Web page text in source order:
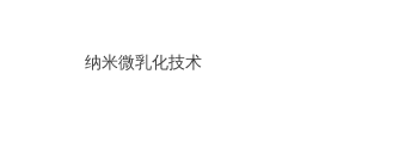
纳米微乳化技术